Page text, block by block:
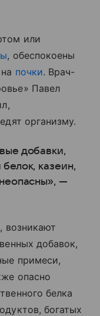
или
, обеспокоены
почки. Врач-
Павел
организму.
добавки,
казеин,
—
возникают
добавок,
примеси,
опасно
белка
богатых